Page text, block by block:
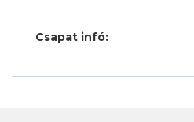
Csapat infó: